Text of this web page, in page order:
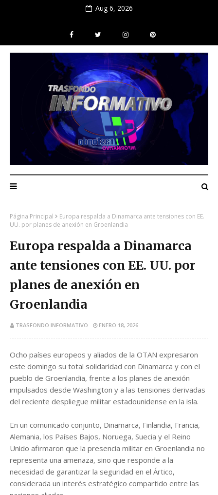
Aug 6, 2026
Página Principal
Europa respalda a Dinamarca ante tensiones con EE.
UU. por planes de anexión en Groenlandia
Europa respalda a Dinamarca
ante tensiones con EE. UU. por
planes de anexión en
Groenlandia
TRASFONDO INFORMATIVO ENERO 18, 2026
Ocho países europeos y aliados de la OTAN expresaron
este domingo su total solidaridad con Dinamarca y con el
pueblo de Groenlandia, frente a los planes de anexión
impulsados desde Washington y a las tensiones derivadas
del reciente despliegue militar estadounidense en la isla.
En un comunicado conjunto, Dinamarca, Finlandia, Francia,
Alemania, los Países Bajos, Noruega, Suecia y el Reino
Unido afirmaron que la presencia militar en Groenlandia no
representa una amenaza, sino que responde a la
necesidad de garantizar la seguridad en el Ártico,
considerada un interés estratégico compartido entre las